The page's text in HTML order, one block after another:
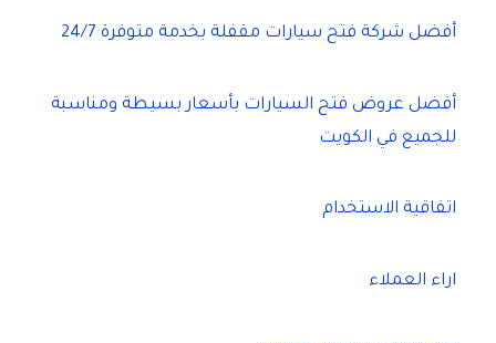
أفضل شركة فتح سيارات مقفلة بخدمة متوفرة 24/7
أفضل عروض فتح السيارات بأسعار بسيطة ومناسبة
للجميع في الكويت
اتفاقية الاستخدام
اراء العملاء